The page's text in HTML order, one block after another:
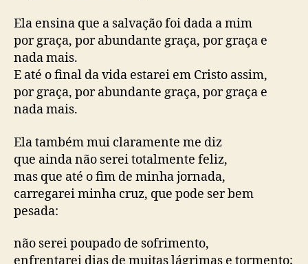
Ela ensina que a salvação foi dada a mim
por graça, por abundante graça, por graça e
nada mais.
E até o final da vida estarei em Cristo assim,
por graça, por abundante graça, por graça e
nada mais.
Ela também mui claramente me diz
que ainda não serei totalmente feliz,
mas que até o fim de minha jornada,
carregarei minha cruz, que pode ser bem
pesada:
não serei poupado de sofrimento,